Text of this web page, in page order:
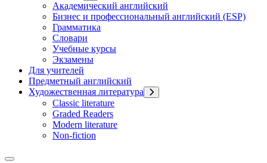
Академический английский
Бизнес и профессиональный английский (ESP)
Грамматика
Словари
Учебные курсы
Экзамены
Для учителей
Предметный английский
Художественная литература
Classic literature
Graded Readers
Modern literature
Non-fiction